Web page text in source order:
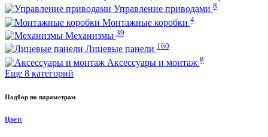
Управление приводами 8
Монтажные коробки 4
Механизмы 39
Лицевые панели 160
Аксессуары и монтаж 8
Еще 8 категорий
Подбор по параметрам
Цвет: